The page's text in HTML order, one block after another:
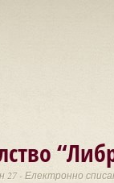
27 - Електронно